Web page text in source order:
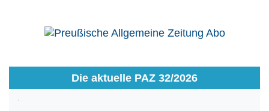
Die aktuelle PAZ 32/2026